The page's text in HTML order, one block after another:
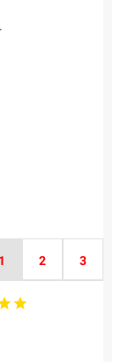
1 2 3